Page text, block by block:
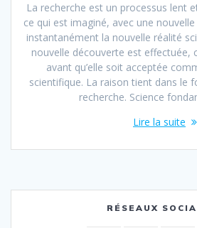
La recherche est un processus lent
ce qui est imaginé, avec une
instantanément la nouvelle réalité
nouvelle découverte est effectuée,
avant qu’elle soit acceptée
scientifique. La raison tient dans le
recherche. Science
Lire la suite
RÉSEAUX